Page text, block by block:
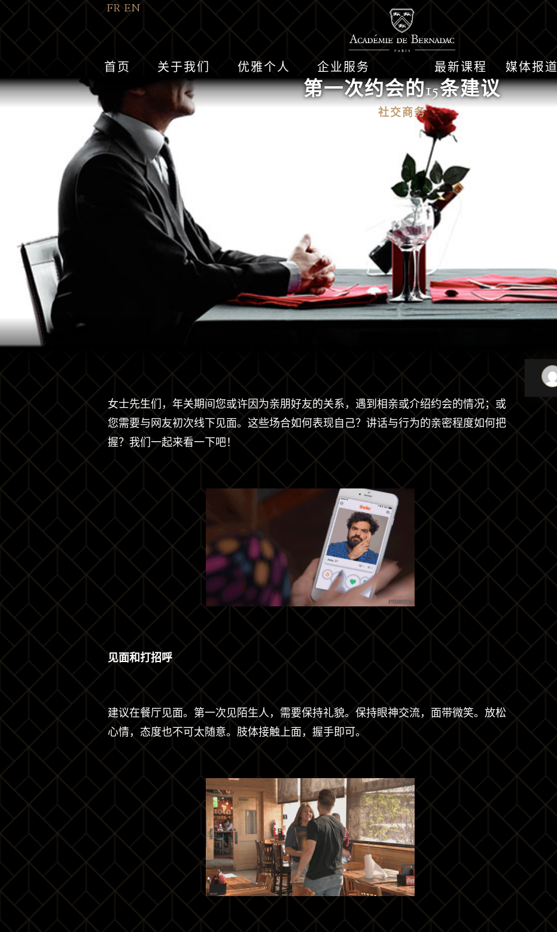
FREN
首页 关于我们 优雅个人 企业服务 最新课程 媒体报道
第一次约会的15条建议
社交商务
女士先生们，年关期间您或许因为亲朋好友的关系，遇到相亲或介绍约会的情况；或
您需要与网友初次线下见面。这些场合如何表现自己？讲话与行为的亲密程度如何把
握？我们一起来看一下吧！
见面和打招呼
建议在餐厅见面。第一次见陌生人，需要保持礼貌。保持眼神交流，面带微笑。放松
心情，态度也不可太随意。肢体接触上面，握手即可。